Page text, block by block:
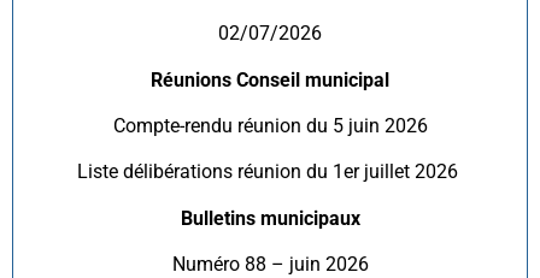
02/07/2026
Réunions Conseil municipal
Compte-rendu réunion du 5 juin 2026
Liste délibérations réunion du 1er juillet 2026
Bulletins municipaux
Numéro 88 – juin 2026